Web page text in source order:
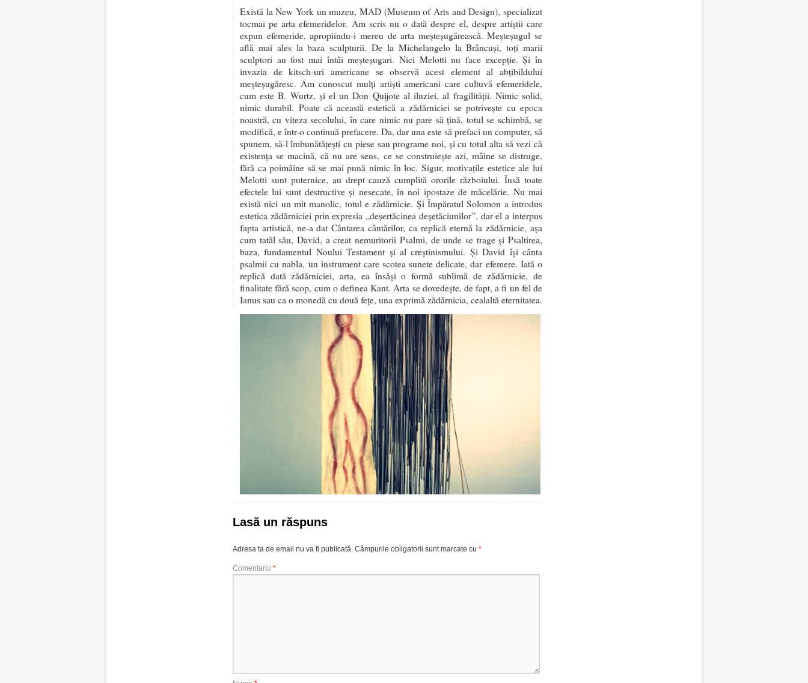
Există la New York un muzeu, MAD (Museum of Arts and Design), specializat
tocmai pe arta efemeridelor. Am scris nu o dată despre el, despre artiștii care
expun efemeride, apropiindu-i mereu de arta meșteșugărească. Meșteșugul se
află mai ales la baza sculpturii. De la Michelangelo la Brâncuși, toți marii
sculptori au fost mai întâi meșteșugari. Nici Melotti nu face excepție. Și în
invazia de kitsch-uri americane se observă acest element al abțibildului
meșteșugăresc. Am cunoscut mulți artiști americani care cultuvă efemeridele,
cum este B. Wurtz, și el un Don Quijote al iluziei, al fragilității. Nimic solid,
nimic durabil. Poate că această estetică a zădărniciei se potrivește cu epoca
noastră, cu viteza secolului, în care nimic nu pare să țină, totul se schimbă, se
modifică, e într-o continuă prefacere. Da, dar una este să prefaci un computer, să
spunem, să-l îmbunătățești cu piese sau programe noi, și cu totul alta să vezi că
existența se macină, că nu are sens, ce se construiește azi, mâine se distruge,
fără ca poimâine să se mai pună nimic în loc. Sigur, motivațile estetice ale lui
Melotti sunt puternice, au drept cauză cumplită ororile războiului. Însă toate
efectele lui sunt destructive și nesecate, în noi ipostaze de măcelărie. Nu mai
există nici un mit manolic, totul e zădărnicie. Și Împăratul Solomon a introdus
estetica zădărniciei prin expresia „deșertăcinea deșetăciunilor”, dar el a interpus
fapta artistică, ne-a dat Cântarea cântărilor, ca replică eternă la zădărnicie, așa
cum tatăl său, David, a creat nemuritorii Psalmi, de unde se trage și Psaltirea,
baza, fundamentul Noului Testament și al creștinismului. Și David își cânta
psalmii cu nabla, un instrument care scotea sunete delicate, dar efemere. Iată o
replică dată zădărniciei, arta, ea însăși o formă sublimă de zădărnicie, de
finalitate fără scop, cum o definea Kant. Arta se dovedește, de fapt, a fi un fel de
Ianus sau ca o monedă cu două fețe, una exprimă zădărnicia, cealaltă eternitatea.
Lasă un răspuns
Adresa ta de email nu va fi publicată. Câmpurile obligatorii sunt marcate cu *
Comentariu *